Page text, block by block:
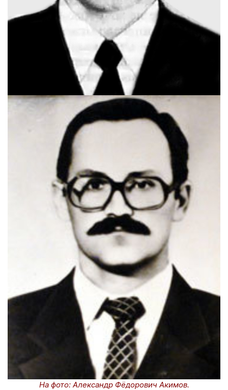
На фото: Александр Фёдорович Акимов.